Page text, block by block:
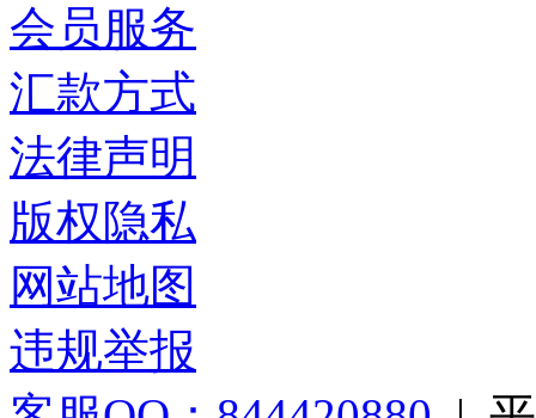
会员服务
汇款方式
法律声明
版权隐私
网站地图
违规举报